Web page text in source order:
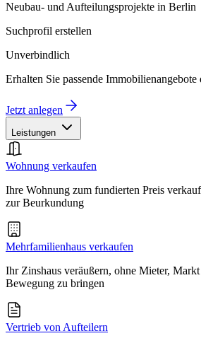
Neubau- und Aufteilungsprojekte in Berlin
Suchprofil erstellen
Unverbindlich
Erhalten Sie passende
Jetzt anlegen
Leistungen
Wohnung verkaufen
Ihre Wohnung zum fundierten Preis
zur Beurkundung
Mehrfamilienhaus verkaufen
Ihr Zinshaus veräußern, ohne Mieter,
Bewegung zu bringen
Vertrieb von Aufteilern